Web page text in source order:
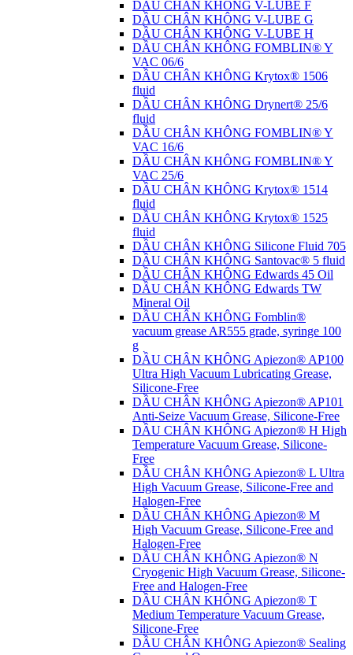
DẦU CHÂN KHÔNG V-LUBE F
DẦU CHÂN KHÔNG V-LUBE G
DẦU CHÂN KHÔNG V-LUBE H
DẦU CHÂN KHÔNG FOMBLIN® Y
VAC 06/6
DẦU CHÂN KHÔNG Krytox® 1506
fluid
DẦU CHÂN KHÔNG Drynert® 25/6
fluid
DẦU CHÂN KHÔNG FOMBLIN® Y
VAC 16/6
DẦU CHÂN KHÔNG FOMBLIN® Y
VAC 25/6
DẦU CHÂN KHÔNG Krytox® 1514
fluid
DẦU CHÂN KHÔNG Krytox® 1525
fluid
DẦU CHÂN KHÔNG Silicone Fluid 705
DẦU CHÂN KHÔNG Santovac® 5 fluid
DẦU CHÂN KHÔNG Edwards 45 Oil
DẦU CHÂN KHÔNG Edwards TW
Mineral Oil
DẦU CHÂN KHÔNG Fomblin®
vacuum grease AR555 grade, syringe 100
g
DẦU CHÂN KHÔNG Apiezon® AP100
Ultra High Vacuum Lubricating Grease,
Silicone-Free
DẦU CHÂN KHÔNG Apiezon® AP101
Anti-Seize Vacuum Grease, Silicone-Free
DẦU CHÂN KHÔNG Apiezon® H High
Temperature Vacuum Grease, Silicone-
Free
DẦU CHÂN KHÔNG Apiezon® L Ultra
High Vacuum Grease, Silicone-Free and
Halogen-Free
DẦU CHÂN KHÔNG Apiezon® M
High Vacuum Grease, Silicone-Free and
Halogen-Free
DẦU CHÂN KHÔNG Apiezon® N
Cryogenic High Vacuum Grease, Silicone-
Free and Halogen-Free
DẦU CHÂN KHÔNG Apiezon® T
Medium Temperature Vacuum Grease,
Silicone-Free
DẦU CHÂN KHÔNG Apiezon® Sealing